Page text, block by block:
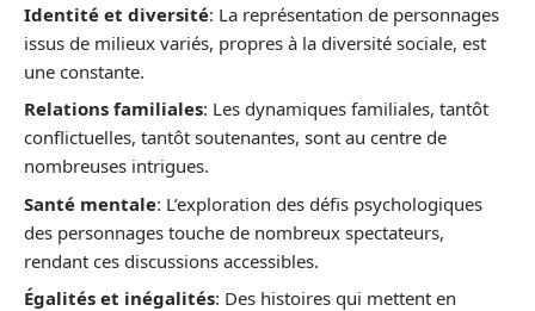
Identité et diversité: La représentation de personnages
issus de milieux variés, propres à la diversité sociale, est
une constante.
Relations familiales: Les dynamiques familiales, tantôt
conflictuelles, tantôt soutenantes, sont au centre de
nombreuses intrigues.
Santé mentale: L’exploration des défis psychologiques
des personnages touche de nombreux spectateurs,
rendant ces discussions accessibles.
Égalités et inégalités: Des histoires qui mettent en